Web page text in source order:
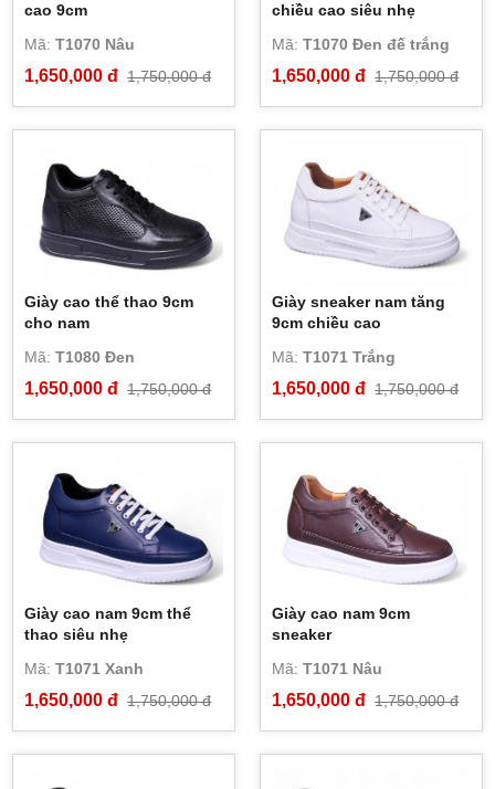
cao 9cm
Mã:T1070 Nâu
1,650,000 đ 1,750,000 đ
chiều cao siêu nhẹ
Mã:T1070 Đen đế trắng
1,650,000 đ 1,750,000 đ
Giày cao thể thao 9cm
cho nam
Mã:T1080 Đen
1,650,000 đ 1,750,000 đ
Giày sneaker nam tăng
9cm chiều cao
Mã:T1071 Trắng
1,650,000 đ 1,750,000 đ
Giày cao nam 9cm thể
thao siêu nhẹ
Mã:T1071 Xanh
1,650,000 đ 1,750,000 đ
Giày cao nam 9cm
sneaker
Mã:T1071 Nâu
1,650,000 đ 1,750,000 đ